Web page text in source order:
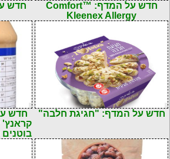
חדש על המדף: Comfort™
Kleenex Allergy
חדש
חדש על המדף: "חגיגת חלבה"
חדש
קראנץ'